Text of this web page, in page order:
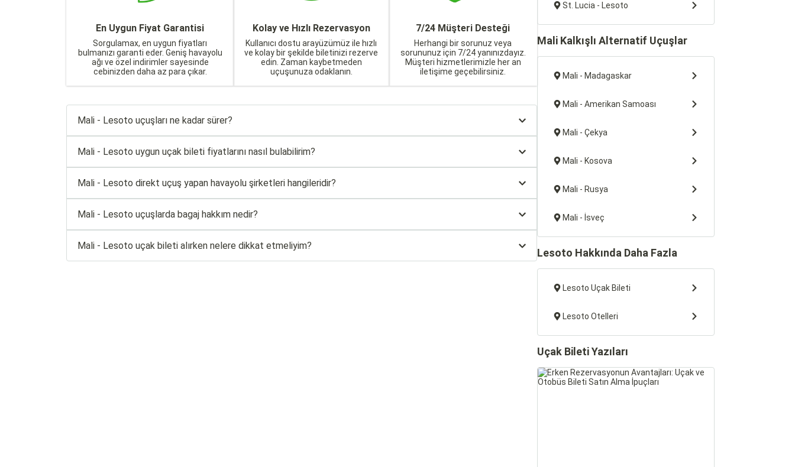
En Uygun Fiyat Garantisi
Sorgulamax, en uygun fiyatları
bulmanızı garanti eder. Geniş havayolu
ağı ve özel indirimler sayesinde
cebinizden daha az para çıkar.
Kolay ve Hızlı Rezervasyon
Kullanıcı dostu arayüzümüz ile hızlı
ve kolay bir şekilde biletinizi rezerve
edin. Zaman kaybetmeden
uçuşunuza odaklanın.
7/24 Müşteri Desteği
Herhangi bir sorunuz veya
sorununuz için 7/24 yanınızdayız.
Müşteri hizmetlerimizle her an
iletişime geçebilirsiniz.
Mali - Lesoto uçuşları ne kadar sürer?
Mali - Lesoto uygun uçak bileti fiyatlarını nasıl bulabilirim?
Mali - Lesoto direkt uçuş yapan havayolu şirketleri hangileridir?
Mali - Lesoto uçuşlarda bagaj hakkım nedir?
Mali - Lesoto uçak bileti alırken nelere dikkat etmeliyim?
St. Lucia - Lesoto
Mali Kalkışlı Alternatif Uçuşlar
Mali - Madagaskar
Mali - Amerikan Samoası
Mali - Çekya
Mali - Kosova
Mali - Rusya
Mali - İsveç
Lesoto Hakkında Daha Fazla
Lesoto Uçak Bileti
Lesoto Otelleri
Uçak Bileti Yazıları